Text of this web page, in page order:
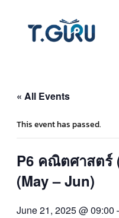
« All Events
This event has passed.
P6 คณิตศาสตร์
(May – Jun)
June 21, 2025 @ 09:00